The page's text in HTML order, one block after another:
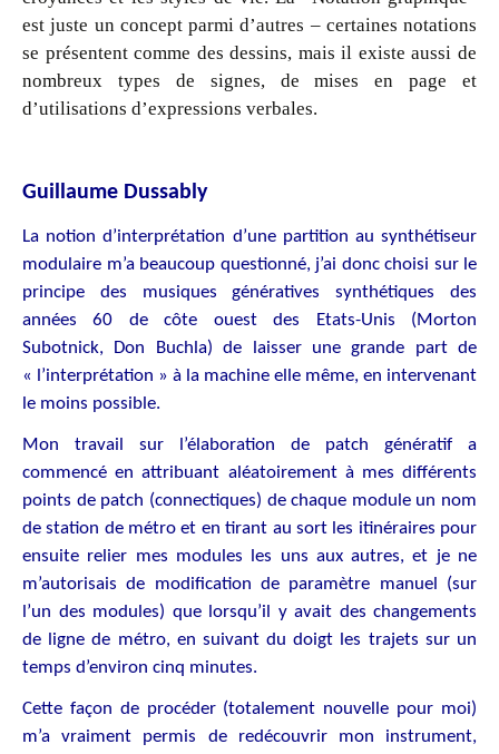
est juste un concept parmi d’autres – certaines notations
se présentent comme des dessins, mais il existe aussi de
nombreux types de signes, de mises en page et
d’utilisations d’expressions verbales.
Guillaume Dussably
La notion d’interprétation d’une partition au synthétiseur
modulaire m’a beaucoup questionné, j’ai donc choisi sur le
principe des musiques génératives synthétiques des
années 60 de côte ouest des Etats-Unis (Morton
Subotnick, Don Buchla) de laisser une grande part de
« l’interprétation » à la machine elle même, en intervenant
le moins possible.
Mon travail sur l’élaboration de patch génératif a
commencé en attribuant aléatoirement à mes différents
points de patch (connectiques) de chaque module un nom
de station de métro et en tirant au sort les itinéraires pour
ensuite relier mes modules les uns aux autres, et je ne
m’autorisais de modification de paramètre manuel (sur
l’un des modules) que lorsqu’il y avait des changements
de ligne de métro, en suivant du doigt les trajets sur un
temps d’environ cinq minutes.
Cette façon de procéder (totalement nouvelle pour moi)
m’a vraiment permis de redécouvrir mon instrument,